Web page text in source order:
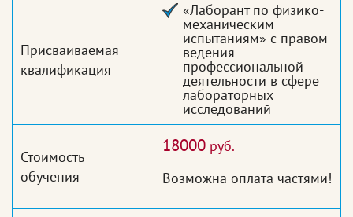
Присваиваемая
квалификация
«Лаборант по физико-
механическим
испытаниям» с правом
ведения
профессиональной
деятельности в сфере
лабораторных
исследований
Стоимость
обучения
18000 руб.
Возможна оплата частями!